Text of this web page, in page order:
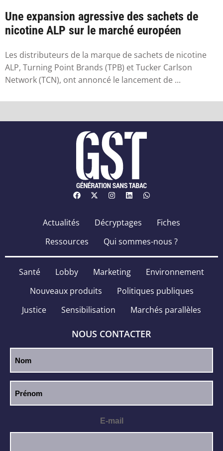
Une expansion agressive des sachets de
nicotine ALP sur le marché européen
Les distributeurs de la marque de sachets de nicotine
ALP, Turning Point Brands (TPB) et Tucker Carlson
Network (TCN), ont annoncé le lancement de ...
Actualités Décryptages
Fiches
Ressources
Qui sommes-nous ?
Santé Lobby Marketing
Environnement
Nouveaux produits
Politiques publiques
Justice
Sensibilisation Marchés parallèles
NOUS CONTACTER
E-mail